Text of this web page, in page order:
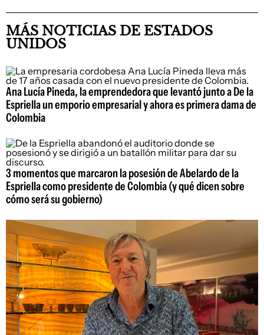
MÁS NOTICIAS DE ESTADOS
UNIDOS
Ana Lucía Pineda, la emprendedora que levantó junto a De la
Espriella un emporio empresarial y ahora es primera dama de
Colombia
3 momentos que marcaron la posesión de Abelardo de la
Espriella como presidente de Colombia (y qué dicen sobre
cómo será su gobierno)